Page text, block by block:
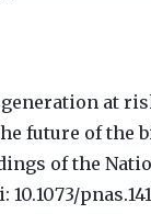
generation at
future of the
of the